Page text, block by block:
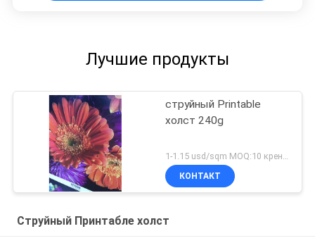
Лучшие продукты
струйный Printable
холст 240g
КОНТАКТ
Струйный Принтабле холст